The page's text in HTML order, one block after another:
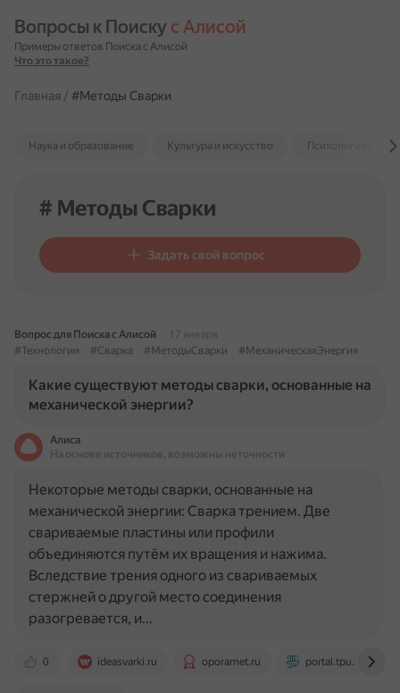
Вопросы к Поиску с Алисой
Примеры ответов Поиска с Алисой
Что это такое?
Главная / #Методы Сварки
Наука и образование Культура и искусство Психология и
# Методы Сварки
Задать свой вопрос
Вопрос для Поиска с Алисой
17 января
#Технологии
#Сварка #МетодыСварки #МеханическаяЭнергия
Какие существуют методы сварки, основанные на
механической энергии?
Алиса
На основе источников, возможны неточности
0 ideasvarki.ru oporamet.ru portal.tpu.ru
Некоторые методы сварки, основанные на
механической энергии: Сварка трением. Две
свариваемые пластины или профили
объединяются путём их вращения и нажима.
Вследствие трения одного из свариваемых
стержней о другой место соединения
разогревается, и…